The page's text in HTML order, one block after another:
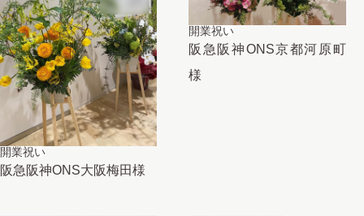
開業祝い
阪急阪神ONS大阪梅田様
開業祝い
阪急阪神ONS京都河原町
様